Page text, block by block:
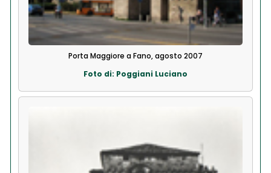
Porta Maggiore a Fano, agosto 2007
Foto di: Poggiani Luciano